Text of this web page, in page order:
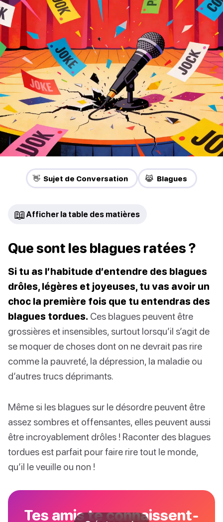
👋 Sujet de Conversation 😹 Blagues
📖 Afficher la table des matières
Que sont les blagues ratées ?
Si tu as l’habitude d’entendre des blagues
drôles, légères et joyeuses, tu vas avoir un
choc la première fois que tu entendras des
blagues tordues. Ces blagues peuvent être
grossières et insensibles, surtout lorsqu’il s’agit de
se moquer de choses dont on ne devrait pas rire
comme la pauvreté, la dépression, la maladie ou
d’autres trucs déprimants.
Même si les blagues sur le désordre peuvent être
assez sombres et offensantes, elles peuvent aussi
être incroyablement drôles ! Raconter des blagues
tordues est parfait pour faire rire tout le monde,
qu’il le veuille ou non !
Tes amis te connaissent-